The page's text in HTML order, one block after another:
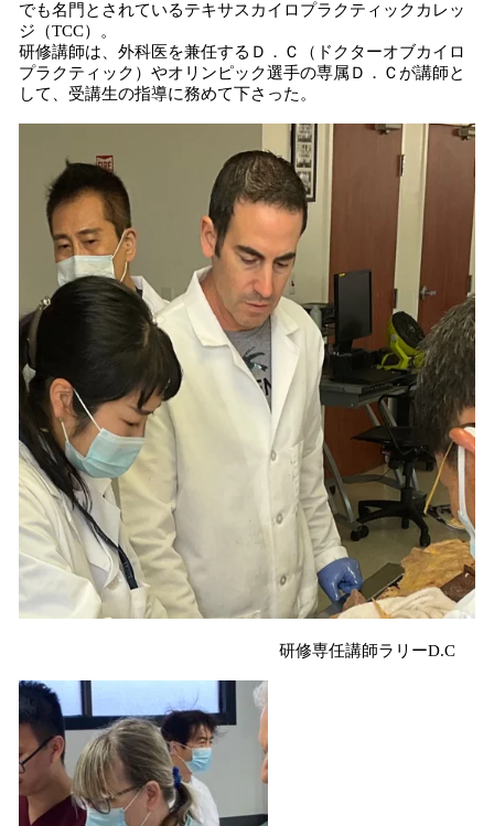
でも名門とされているテキサスカイロプラクティックカレッ
ジ（TCC）。
研修講師は、外科医を兼任するＤ．Ｃ（ドクターオブカイロ
プラクティック）やオリンピック選手の専属Ｄ．Ｃが講師と
して、受講生の指導に務めて下さった。
研修専任講師ラリーD.C